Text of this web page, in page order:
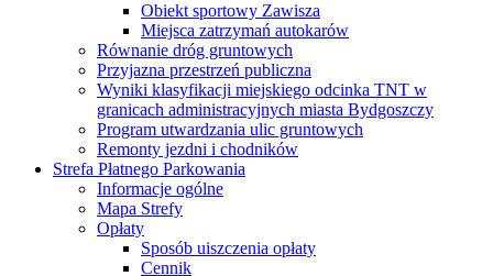
Obiekt sportowy Zawisza
Miejsca zatrzymań autokarów
Równanie dróg gruntowych
Przyjazna przestrzeń publiczna
Wyniki klasyfikacji miejskiego odcinka TNT w
granicach administracyjnych miasta Bydgoszczy
Program utwardzania ulic gruntowych
Remonty jezdni i chodników
Strefa Płatnego Parkowania
Informacje ogólne
Mapa Strefy
Opłaty
Sposób uiszczenia opłaty
Cennik